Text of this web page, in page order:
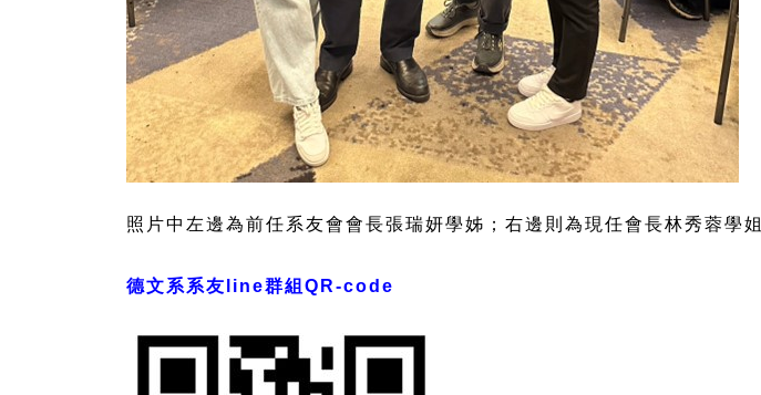
照片中左邊為前任系友會會長張瑞妍學姊 ；右邊則為現任會長林秀蓉學姐
德文系系友line群組QR-code